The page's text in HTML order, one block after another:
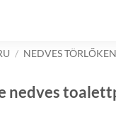
/ NEDVES
nedves